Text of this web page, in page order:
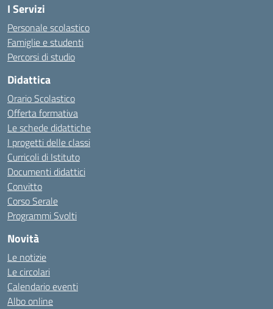
I Servizi
Personale scolastico
Famiglie e studenti
Percorsi di studio
Didattica
Orario Scolastico
Offerta formativa
Le schede didattiche
I progetti delle classi
Curricoli di Istituto
Documenti didattici
Convitto
Corso Serale
Programmi Svolti
Novità
Le notizie
Le circolari
Calendario eventi
Albo online